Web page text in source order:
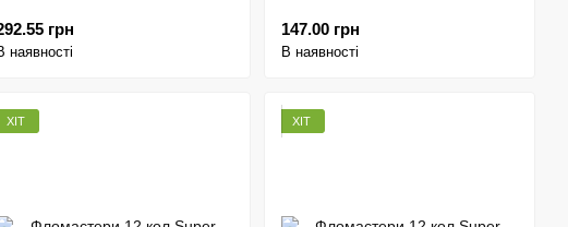
грн
наявності
147.00 грн
В наявності
ХІТ ХІТ